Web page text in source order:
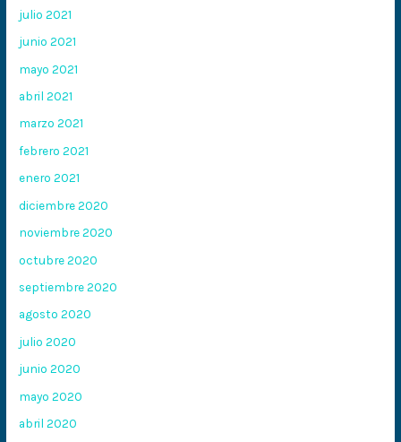
julio 2021
junio 2021
mayo 2021
abril 2021
marzo 2021
febrero 2021
enero 2021
diciembre 2020
noviembre 2020
octubre 2020
septiembre 2020
agosto 2020
julio 2020
junio 2020
mayo 2020
abril 2020